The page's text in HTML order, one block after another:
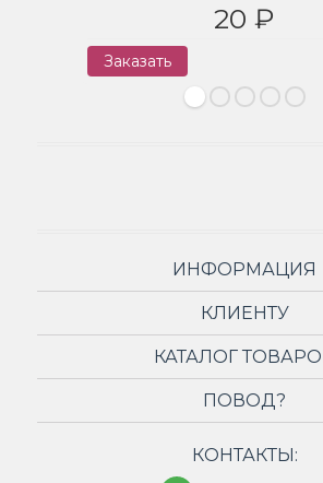
20 ₽
Заказать
ИНФОРМАЦИЯ
КЛИЕНТУ
КАТАЛОГ
ПОВОД?
КОНТАКТЫ: